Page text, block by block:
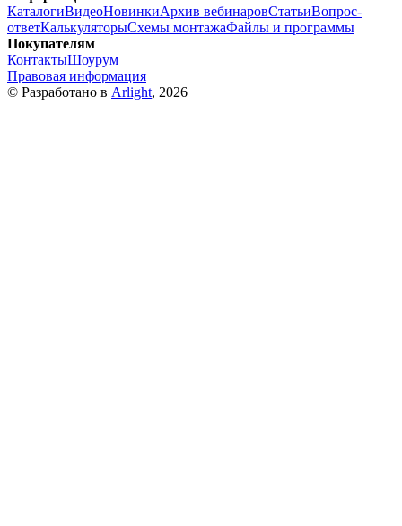
КаталогиВидеоНовинкиАрхив вебинаровСтатьиВопрос-
ответКалькуляторыСхемы монтажаФайлы и программы
Покупателям
КонтактыШоурум
Правовая информация
© Разработано в Arlight, 2026